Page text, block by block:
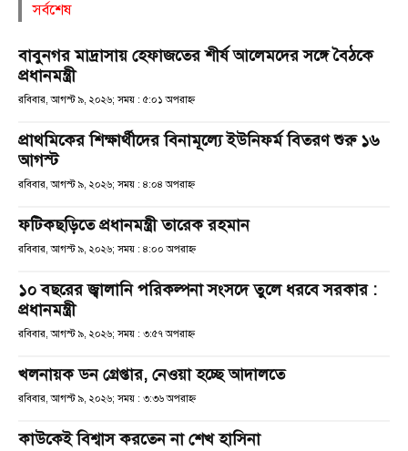
সর্বশেষ
বাবুনগর মাদ্রাসায় হেফাজতের শীর্ষ আলেমদের সঙ্গে বৈঠকে
প্রধানমন্ত্রী
রবিবার, আগস্ট ৯, ২০২৬; সময় : ৫:০১ অপরাহ্ণ
প্রাথমিকের শিক্ষার্থীদের বিনামূল্যে ইউনিফর্ম বিতরণ শুরু ১৬
আগস্ট
রবিবার, আগস্ট ৯, ২০২৬; সময় : ৪:০৪ অপরাহ্ণ
ফটিকছড়িতে প্রধানমন্ত্রী তারেক রহমান
রবিবার, আগস্ট ৯, ২০২৬; সময় : ৪:০০ অপরাহ্ণ
১০ বছরের জ্বালানি পরিকল্পনা সংসদে তুলে ধরবে সরকার :
প্রধানমন্ত্রী
রবিবার, আগস্ট ৯, ২০২৬; সময় : ৩:৫৭ অপরাহ্ণ
খলনায়ক ডন গ্রেপ্তার, নেওয়া হচ্ছে আদালতে
রবিবার, আগস্ট ৯, ২০২৬; সময় : ৩:৩৬ অপরাহ্ণ
কাউকেই বিশ্বাস করতেন না শেখ হাসিনা